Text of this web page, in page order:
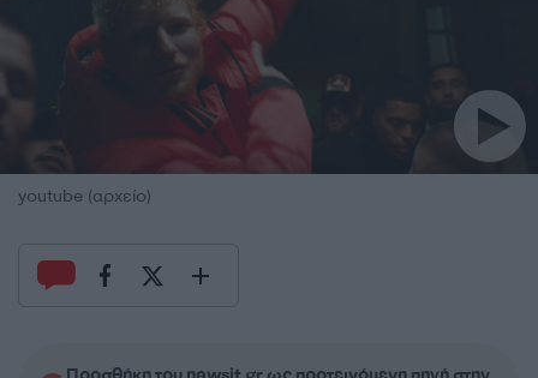
youtube (αρχείο)